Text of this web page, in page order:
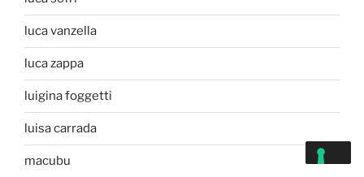
luca vanzella
luca zappa
luigina foggetti
luisa carrada
macubu